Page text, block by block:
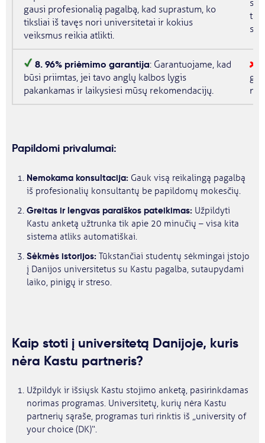
gausi profesionalią pagalbą, kad suprastum, ko
tiksliai iš tavęs nori universitetai ir kokius
veiksmus reikia atlikti.
8. 96% priėmimo garantija: Garantuojame, kad
būsi priimtas, jei tavo anglų kalbos lygis
pakankamas ir laikysiesi mūsų rekomendacijų.
Papildomi privalumai:
Nemokama konsultacija: Gauk visą reikalingą pagalbą
iš profesionalių konsultantų be papildomų mokesčių.
Greitas ir lengvas paraiškos pateikimas: Užpildyti
Kastu anketą užtrunka tik apie 20 minučių – visa kita
sistema atliks automatiškai.
Sėkmės istorijos: Tūkstančiai studentų sėkmingai įstojo
į Danijos universitetus su Kastu pagalba, sutaupydami
laiko, pinigų ir streso.
Kaip stoti į universitetą Danijoje, kuris
nėra Kastu partneris?
Užpildyk ir išsiųsk Kastu stojimo anketą, pasirinkdamas
norimas programas. Universitetų, kurių nėra Kastu
partnerių sąraše, programas turi rinktis iš „university of
your choice (DK)“.